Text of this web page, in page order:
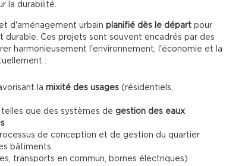
la durabilité.
d'aménagement urbain planifié dès le départ pour
Ces projets sont souvent encadrés par des
harmonieusement l'environnement, l'économie et la
:
la mixité des usages (résidentiels,
que des systèmes de gestion des eaux
de conception et de gestion du quartier
bâtiments
transports en commun, bornes électriques)